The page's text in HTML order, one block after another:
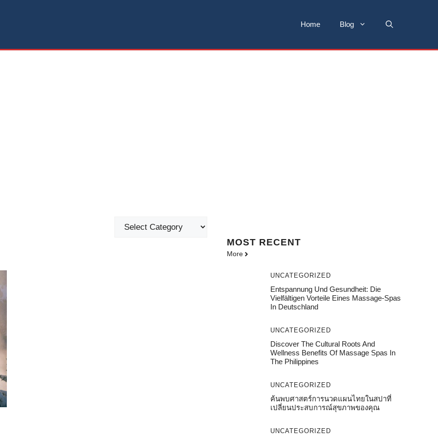
Home Blog
Categories
MOST RECENT
More
UNCATEGORIZED
Entspannung Und Gesundheit: Die
Vielfältigen Vorteile Eines Massage-Spas
In Deutschland
UNCATEGORIZED
Discover The Cultural Roots And
Wellness Benefits Of Massage Spas In
The Philippines
UNCATEGORIZED
ค้นพบศาสตร์การนวดแผนไทยในสปาที่
เปลี่ยนประสบการณ์สุขภาพของคุณ
UNCATEGORIZED